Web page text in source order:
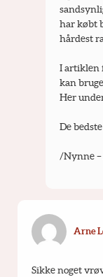
har købt
hårdest
I artiklen
kan
Her
De
/Nynne
Arne
Sikke noget